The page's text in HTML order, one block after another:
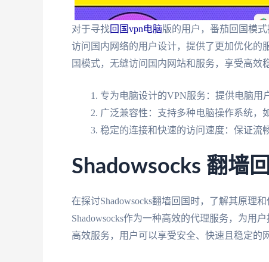
对于寻找回国vpn电脑版的用户，番茄回国模
访问国内网络的用户设计，提供了更加优化的
国模式，无缝访问国内网站和服务，享受高效
专为电脑设计的VPN服务：提供电脑用
广泛兼容性：支持多种电脑操作系统，如
稳定的连接和快速的访问速度：保证流
Shadowsocks 翻墙
在探讨Shadowsocks翻墙回国时，了解其原理
Shadowsocks作为一种高效的代理服务，为用
高效服务，用户可以享受安全、快速且稳定的